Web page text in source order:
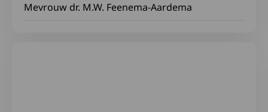
Mevrouw dr. M.W. Feenema-Aardema